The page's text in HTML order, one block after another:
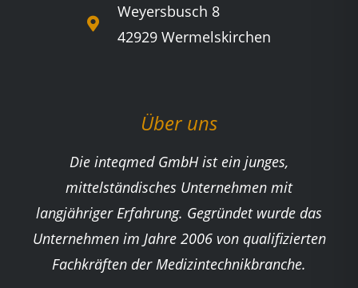
Weyersbusch 8
42929 Wermelskirchen
Über uns
Die inteqmed GmbH ist ein junges,
mittelständisches Unternehmen mit
langjähriger Erfahrung. Gegründet wurde das
Unternehmen im Jahre 2006 von qualifizierten
Fachkräften der Medizintechnikbranche.